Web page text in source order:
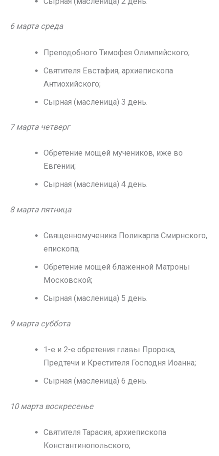
6 марта среда
Преподобного Тимофея Олимпийского;
Святителя Евстафия, архиепископа
Антиохийского;
Сырная (масленица) 3 день.
7 марта четверг
Обретение мощей мучеников, иже во
Евгении;
Сырная (масленица) 4 день.
8 марта пятница
Священномученика Поликарпа Смирнского,
епископа;
Обретение мощей блаженной Матроны
Московской;
Сырная (масленица) 5 день.
9 марта суббота
1-е и 2-е обретения главы Пророка,
Предтечи и Крестителя Господня Иоанна;
Сырная (масленица) 6 день.
10 марта воскресенье
Святителя Тарасия, архиепископа
Константинопольского;